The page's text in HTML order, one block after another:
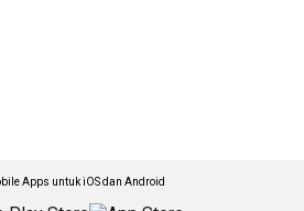
Apps untuk iOS dan Android